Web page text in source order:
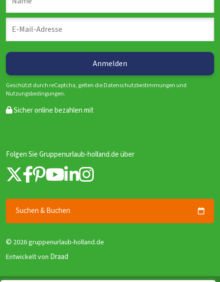
Geschützt durch reCaptcha, gelten die Datenschutzbestimmungen und
Nutzungsbedingungen.
Sicher online bezahlen mit
Folgen Sie Gruppenurlaub-holland.de über
Suchen & Buchen
© 2026 gruppenurlaub-holland.de
Entwickelt von Draad